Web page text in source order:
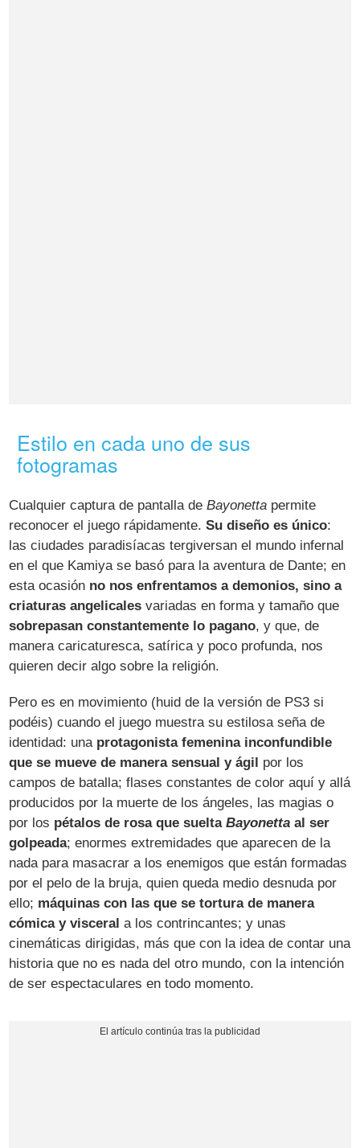
Estilo en cada uno de sus
fotogramas
Cualquier captura de pantalla deBayonetta permite
reconocer el juego rápidamente.Su diseño es único:
las ciudades paradisíacas tergiversan el mundo infernal
en el que Kamiya se basó para la aventura de Dante; en
esta ocasión no nos enfrentamos a demonios, sino a
criaturas angelicales variadas en forma y tamaño que
sobrepasan constantemente lo pagano, y que, de
manera caricaturesca, satírica y poco profunda, nos
quieren decir algo sobre la religión.
Pero es en movimiento (huid de la versión de PS3 si
podéis) cuando el juego muestra su estilosa seña de
identidad: una protagonista femenina inconfundible
que se mueve de manera sensual y ágil
por los
campos de batalla; flases constantes de color aquí y allá
producidos por la muerte de los ángeles, las magias o
por los pétalos de rosa que sueltaBayonetta al ser
golpeada; enormes extremidades que aparecen de la
nada para masacrar a los enemigos que están formadas
por el pelo de la bruja, quien queda medio desnuda por
ello; máquinas con las que se tortura de manera
cómica y visceral a los contrincantes; y unas
cinemáticas dirigidas, más que con la idea de contar una
historia que no es nada del otro mundo, con la intención
de ser espectaculares en todo momento.